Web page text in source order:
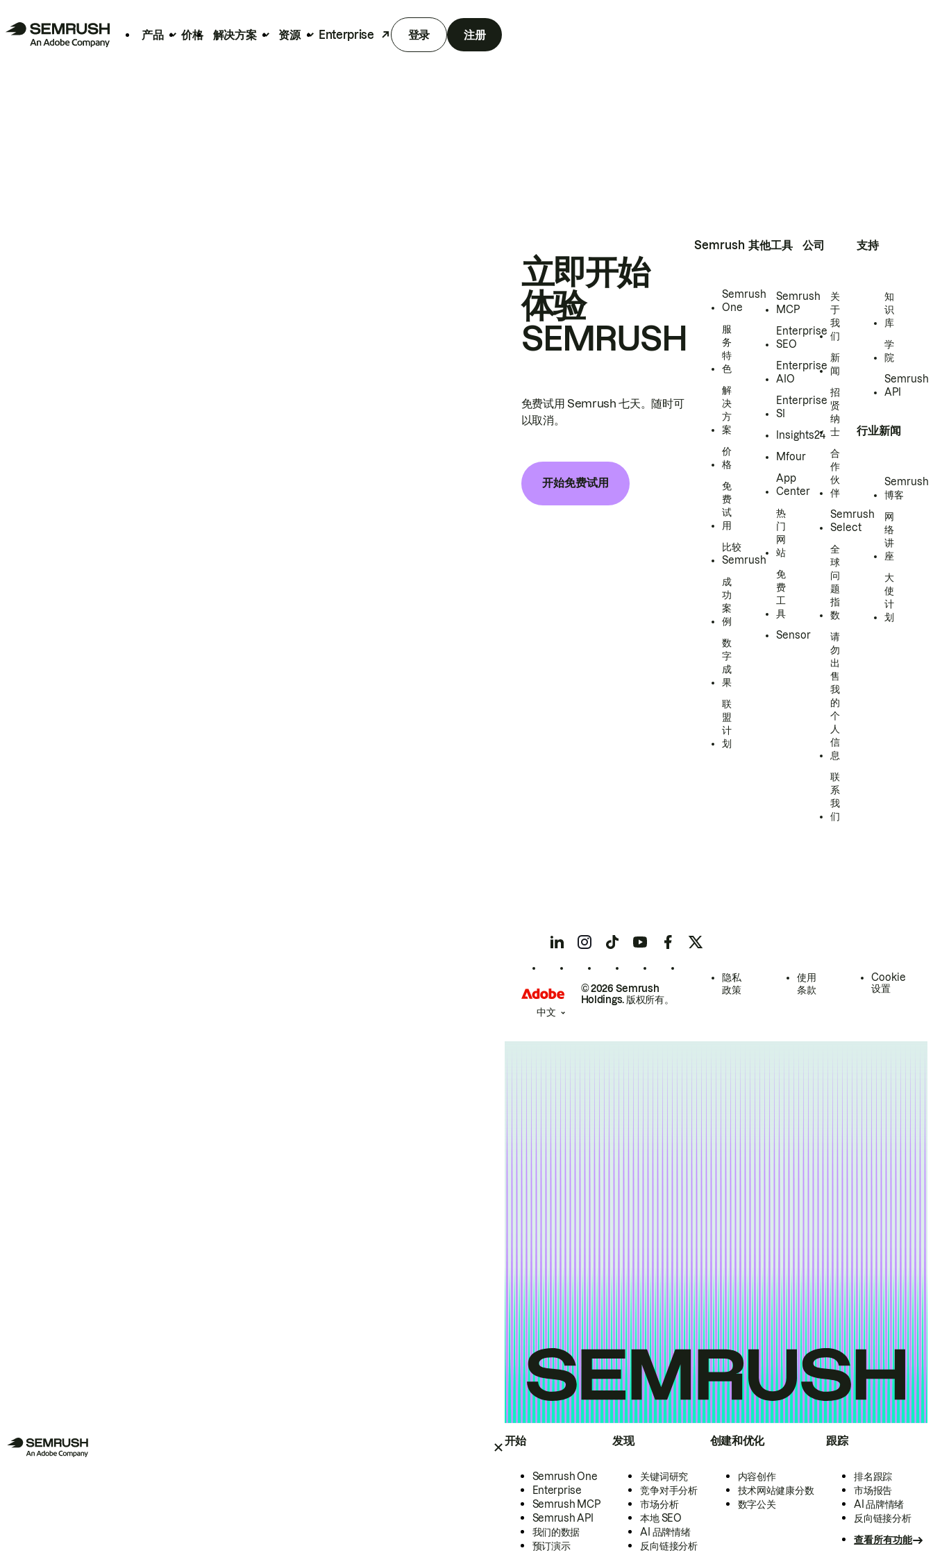
产品 价格 解决方案 资源 Enterprise 登录 注册
开始
Semrush One
Enterprise
Semrush MCP
Semrush API
我们的数据
预订演示
发现
关键词研究
竞争对手分析
市场分析
本地 SEO
AI 品牌情绪
反向链接分析
创建和优化
内容创作
技术网站健康分数
数字公关
跟踪
排名跟踪
市场报告
AI 品牌情绪
反向链接分析
查看所有功能
立即开始
体验
SEMRUSH
免费试用 Semrush 七天。随时可
以取消。
开始免费试用
Semrush
Semrush
One
服
务
特
色
解
决
方
案
价
格
免
费
试
用
比较
Semrush
成
功
案
例
数
字
成
果
联
盟
计
划
其他工具
Semrush
MCP
Enterprise
SEO
Enterprise
AIO
Enterprise
SI
Insights24
Mfour
App
Center
热
门
网
站
免
费
工
具
Sensor
公司
关
于
我
们
新
闻
招
贤
纳
士
合
作
伙
伴
Semrush
Select
全
球
问
题
指
数
请
勿
出
售
我
的
个
人
信
息
联
系
我
们
支持
知
识
库
学
院
Semrush
API
行业新闻
Semrush
博客
网
络
讲
座
大
使
计
划
© 2026 Semrush
Holdings. 版权所有。
隐私
政策
使用
条款
Cookie
设置
中文